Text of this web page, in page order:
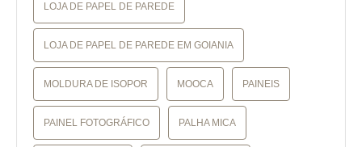
LOJA DE PAPEL DE PAREDE
LOJA DE PAPEL DE PAREDE EM GOIANIA
MOLDURA DE ISOPOR MOOCA PAINEIS
PAINEL FOTOGRÁFICO PALHA MICA